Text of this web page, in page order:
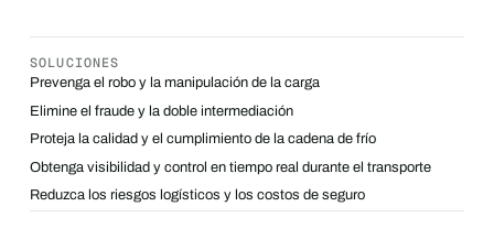
SOLUCIONES
Prevenga el robo y la manipulación de la carga
Elimine el fraude y la doble intermediación
Proteja la calidad y el cumplimiento de la cadena de frío
Obtenga visibilidad y control en tiempo real durante el transporte
Reduzca los riesgos logísticos y los costos de seguro